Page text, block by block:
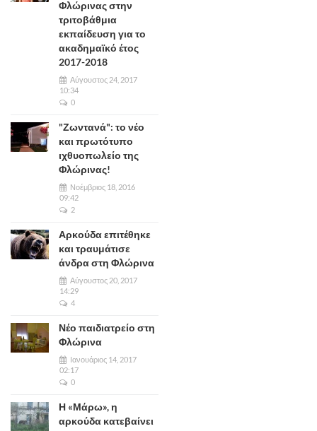
Φλώρινας στην
τριτοβάθμια
εκπαίδευση για το
ακαδημαϊκό έτος
2017-2018
Αύγουστος 24, 2017
10:34
0
"Ζωντανά": το νέο
και πρωτότυπο
ιχθυοπωλείο της
Φλώρινας!
Νοέμβριος 18, 2016
09:42
2
Αρκούδα επιτέθηκε
και τραυμάτισε
άνδρα στη Φλώρινα
Αύγουστος 20, 2017
14:29
4
Νέο παιδιατρείο στη
Φλώρινα
Ιανουάριος 14, 2017
02:17
0
Η «Μάρω», η
αρκούδα κατεβαίνει